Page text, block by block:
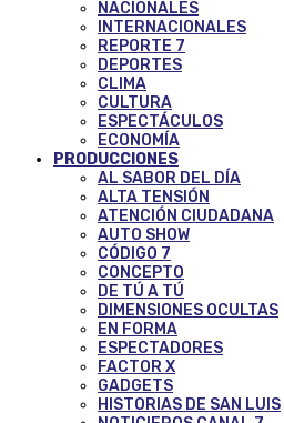
NACIONALES
INTERNACIONALES
REPORTE 7
DEPORTES
CLIMA
CULTURA
ESPECTÁCULOS
ECONOMÍA
PRODUCCIONES
AL SABOR DEL DÍA
ALTA TENSIÓN
ATENCIÓN CIUDADANA
AUTO SHOW
CÓDIGO 7
CONCEPTO
DE TÚ A TÚ
DIMENSIONES OCULTAS
EN FORMA
ESPECTADORES
FACTOR X
GADGETS
HISTORIAS DE SAN LUIS